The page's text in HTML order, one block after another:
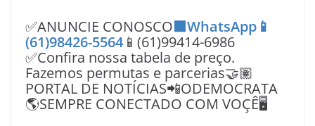
✅ANUNCIE CONOSCO🟩WhatsApp📱
(61)98426-5564 📱(61)99414-6986
✅Confira nossa tabela de preço.
Fazemos permutas e parcerias🤝🏽
PORTAL DE NOTÍCIAS📲ODEMOCRATA
🌎SEMPRE CONECTADO COM VOÇÊ🖥️